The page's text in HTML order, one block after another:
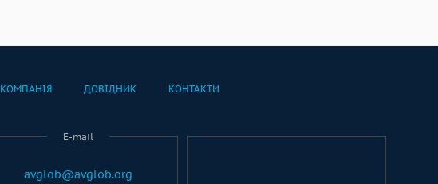
КОМПАНІЯ ДОВІДНИК КОНТАКТИ
E-mail
avglob@avglob.org